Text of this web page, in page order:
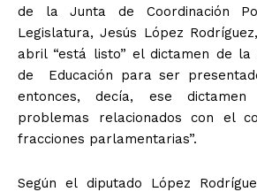
de la Junta de Coordinación
Legislatura, Jesús López
abril “está listo” el dictamen de la
de Educación para ser
entonces, decía, ese dictamen
problemas relacionados con el
fracciones parlamentarias”.
Según el diputado López